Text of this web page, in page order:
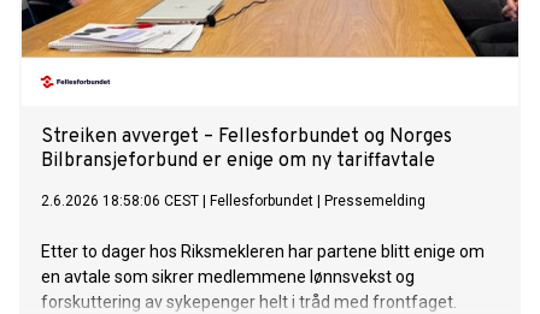
Streiken avverget – Fellesforbundet og Norges
Bilbransjeforbund er enige om ny tariffavtale
2.6.2026 18:58:06 CEST Fellesforbundet Pressemelding
Etter to dager hos Riksmekleren har partene blitt enige om
en avtale som sikrer medlemmene lønnsvekst og
forskuttering av sykepenger helt i tråd med frontfaget.